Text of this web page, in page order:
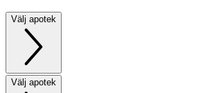
Välj apotek
Välj apotek